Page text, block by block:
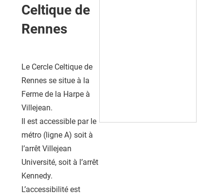
Celtique de
Rennes
Le Cercle Celtique de
Rennes se situe à la
Ferme de la Harpe à
Villejean.
Il est accessible par le
métro (ligne A) soit à
l’arrêt Villejean
Université, soit à l’arrêt
Kennedy.
L’accessibilité est